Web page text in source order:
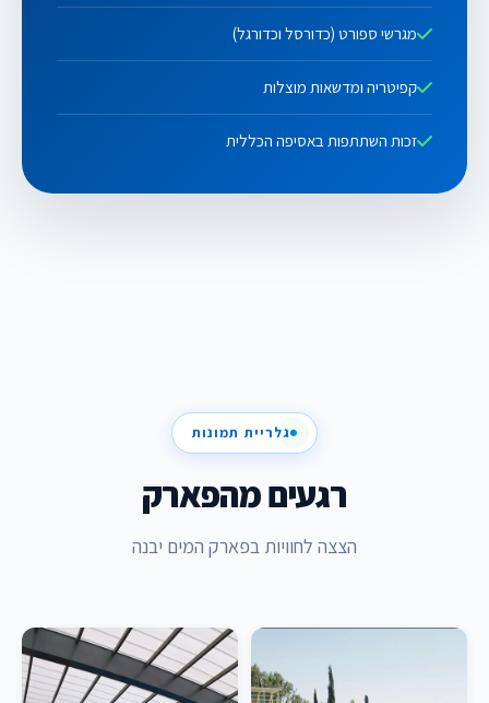
מגרשי ספורט (כדורסל וכדורגל)
קפיטריה ומדשאות מוצלות
זכות השתתפות באסיפה הכללית
גלריית תמונות
רגעים מהפארק
הצצה לחוויות בפארק המים יבנה